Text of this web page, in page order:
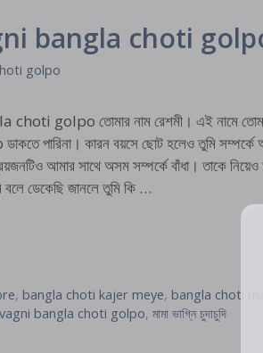
bangla choti
golpo
golpo তোমার নাম রেশমী। এই নামে
পারিনা। কারন বয়সে ছোট হলেও তুমি সম্পর্কে
আমার সাথে অসম সম্পর্কে বাঁধা। তাকে
ডেকেছি জানলে তুমি কি …
, bangla choti kajer meye, bangla choti ma
bangla choti golpo, মামা ভাগ্নি চুদাচুদি